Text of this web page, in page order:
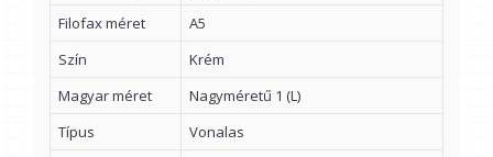
Filofax méret
A5
Szín
Krém
Magyar méret
Nagyméretű 1 (L)
Típus
Vonalas